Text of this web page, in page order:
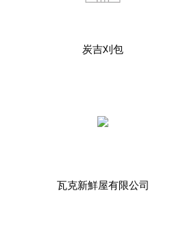
炭吉刈包
瓦克新鮮屋有限公司